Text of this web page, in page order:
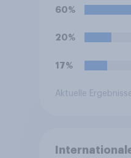
60%
20%
17%
Aktuelle